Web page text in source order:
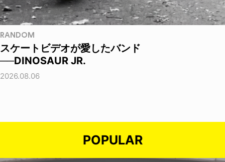
RANDOM
スケートビデオが愛したバンド
──DINOSAUR JR.
2026.08.06
POPULAR